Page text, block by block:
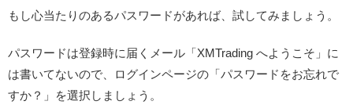
もし心当たりのあるパスワードがあれば、試してみましょう。
パスワードは登録時に届くメール「XMTrading へようこそ」に
は書いてないので、ログインページの「パスワードをお忘れで
すか？」を選択しましょう。